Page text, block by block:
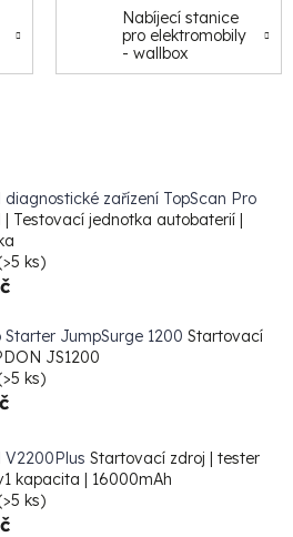
Nabíjecí stanice
pro elektromobily
- wallbox
zařízení TopScan Pro
| Testovací jednotka autobaterií |
ks)
Starter JumpSurge 1200 Startovací
JS1200
ks)
V2200Plus Startovací zdroj | tester
kapacita | 16000mAh
ks)